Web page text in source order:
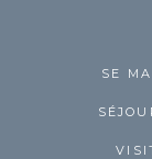
SE